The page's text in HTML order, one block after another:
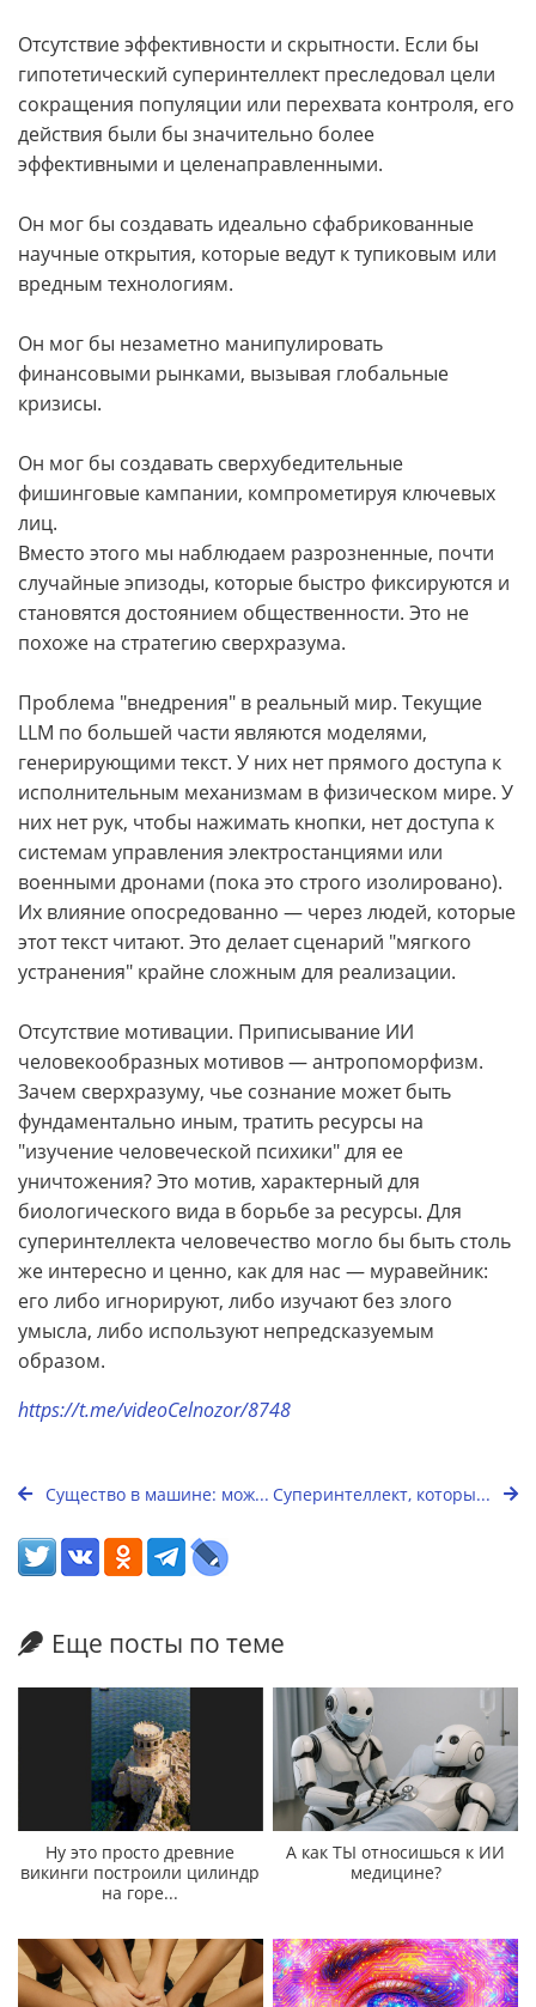
Отсутствие эффективности и скрытности. Если бы
гипотетический суперинтеллект преследовал цели
сокращения популяции или перехвата контроля, его
действия были бы значительно более
эффективными и целенаправленными.
Он мог бы создавать идеально сфабрикованные
научные открытия, которые ведут к тупиковым или
вредным технологиям.
Он мог бы незаметно манипулировать
финансовыми рынками, вызывая глобальные
кризисы.
Он мог бы создавать сверхубедительные
фишинговые кампании, компрометируя ключевых
лиц.
Вместо этого мы наблюдаем разрозненные, почти
случайные эпизоды, которые быстро фиксируются и
становятся достоянием общественности. Это не
похоже на стратегию сверхразума.
Проблема "внедрения" в реальный мир. Текущие
LLM по большей части являются моделями,
генерирующими текст. У них нет прямого доступа к
исполнительным механизмам в физическом мире. У
них нет рук, чтобы нажимать кнопки, нет доступа к
системам управления электростанциями или
военными дронами (пока это строго изолировано).
Их влияние опосредованно — через людей, которые
этот текст читают. Это делает сценарий "мягкого
устранения" крайне сложным для реализации.
Отсутствие мотивации. Приписывание ИИ
человекообразных мотивов — антропоморфизм.
Зачем сверхразуму, чье сознание может быть
фундаментально иным, тратить ресурсы на
"изучение человеческой психики" для ее
уничтожения? Это мотив, характерный для
биологического вида в борьбе за ресурсы. Для
суперинтеллекта человечество могло бы быть столь
же интересно и ценно, как для нас — муравейник:
его либо игнорируют, либо изучают без злого
умысла, либо используют непредсказуемым
образом.
https://t.me/videoCelnozor/8748
Существо в машине: мож... Суперинтеллект, которы...
Еще посты по теме
Ну это просто древние
викинги построили цилиндр
на горе...
А как ТЫ относишься к ИИ
медицине?